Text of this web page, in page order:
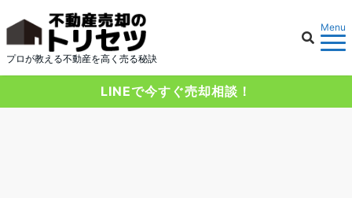
プロが教える不動産を高く売る秘訣
Menu
LINEで今すぐ売却相談！